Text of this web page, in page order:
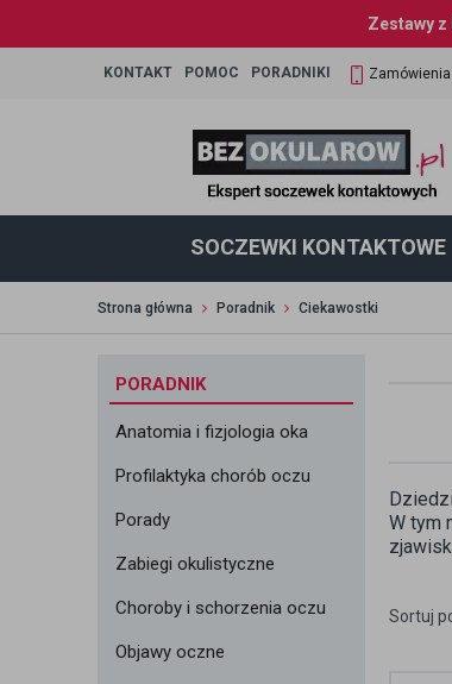
Zestawy z
KONTAKT POMOC PORADNIKI
SOCZEWKI KONTAKTOWE
Strona główna Poradnik Ciekawostki
PORADNIK
Anatomia i fizjologia oka
Profilaktyka chorób oczu
Porady
Zabiegi okulistyczne
Choroby i schorzenia oczu
Objawy oczne
W tym
Sortuj